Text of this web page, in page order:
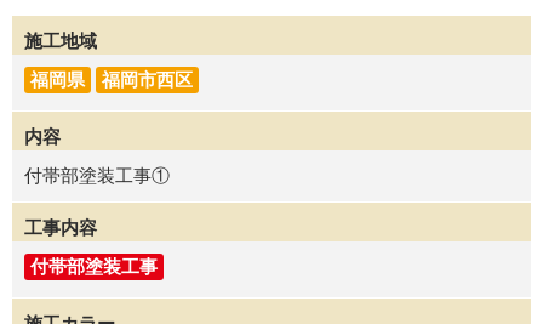
施工地域
福岡県
福岡市西区
内容
付帯部塗装工事①
工事内容
付帯部塗装工事